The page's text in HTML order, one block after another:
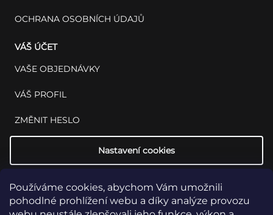
Používáme cookies, abychom Vám umožnili
pohodlné prohlížení webu a díky analýze provozu
OCHRANA OSOBNÍCH ÚDAJŮ
VÁŠ ÚČET
VAŠE OBJEDNÁVKY
VÁŠ PROFIL
ZMĚNIT HESLO
Nastavení cookies